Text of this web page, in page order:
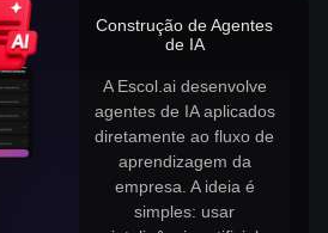
Construção de Agentes
de IA
A Escol.ai desenvolve
agentes de IA aplicados
diretamente ao fluxo de
aprendizagem da
empresa. A ideia é
simples: usar